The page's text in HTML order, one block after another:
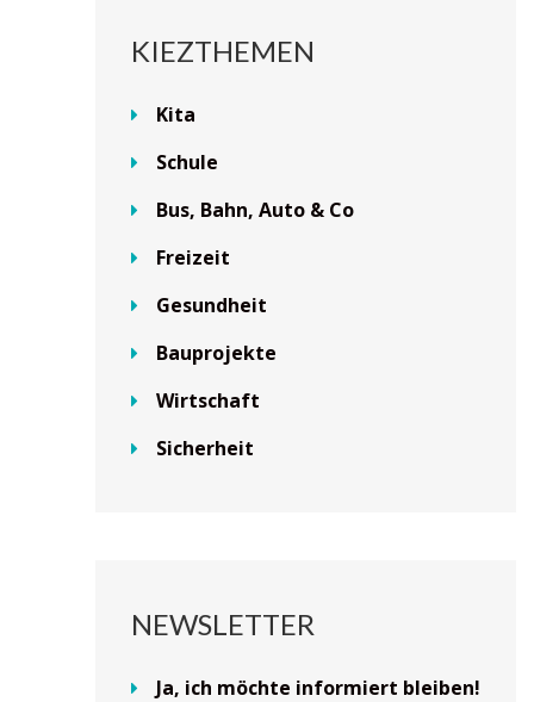
KIEZTHEMEN
Kita
Schule
Bus, Bahn, Auto & Co
Freizeit
Gesundheit
Bauprojekte
Wirtschaft
Sicherheit
NEWSLETTER
Ja, ich möchte informiert bleiben!